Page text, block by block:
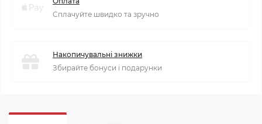
Сплачуйте швидко та зручно
Накопичувальні знижки
Збирайте бонуси і подарунки